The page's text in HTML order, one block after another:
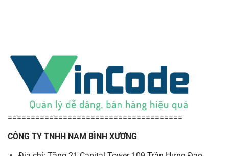
======================================
CÔNG TY TNHH NAM BÌNH XƯƠNG